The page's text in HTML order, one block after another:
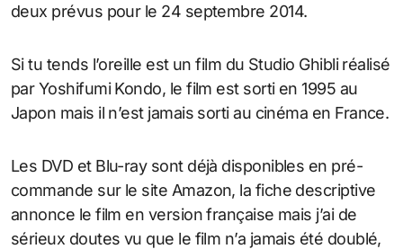
deux prévus pour le 24 septembre 2014.
Si tu tends l’oreille est un film du Studio Ghibli réalisé
par Yoshifumi Kondo, le film est sorti en 1995 au
Japon mais il n’est jamais sorti au cinéma en France.
Les DVD et Blu-ray sont déjà disponibles en pré-
commande sur le site Amazon, la fiche descriptive
annonce le film en version française mais j’ai de
sérieux doutes vu que le film n’a jamais été doublé,